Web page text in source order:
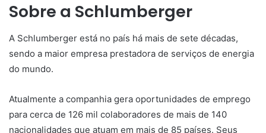
Sobre a Schlumberger
A Schlumberger está no país há mais de sete décadas,
sendo a maior empresa prestadora de serviços de energia
do mundo.
Atualmente a companhia gera oportunidades de emprego
para cerca de 126 mil colaboradores de mais de 140
nacionalidades que atuam em mais de 85 países. Seus